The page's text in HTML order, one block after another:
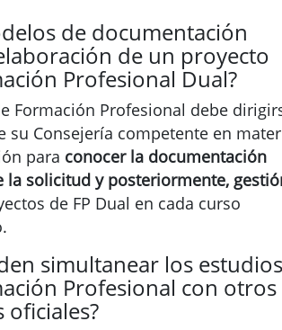
de documentación
de un proyecto
Profesional Dual?
Formación Profesional debe
su Consejería competente en
para conocer la documentación
la solicitud y posteriormente,
de FP Dual en cada curso
simultanear los estudios
Profesional con otros
oficiales?